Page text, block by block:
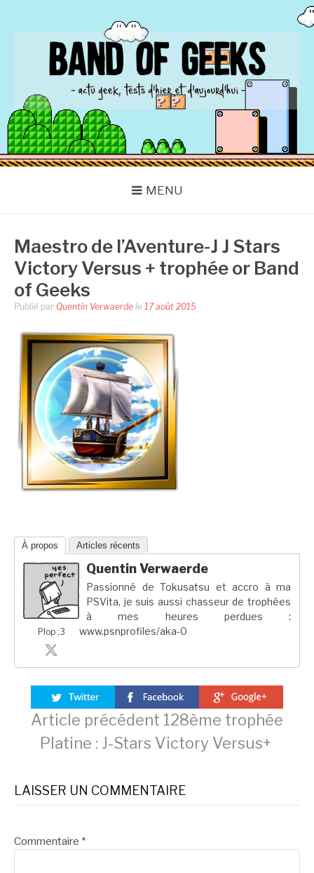
BAND OF GEEKS
Actu Geek d'hier et d'aujourd'hui
MENU
Maestro de l’Aventure-J J Stars
Victory Versus + trophée or Band
of Geeks
Publié par Quentin Verwaerde le 17 août 2015
À propos Articles récents
Plop ;3
Quentin Verwaerde
Passionné de Tokusatsu et accro à ma
PSVita, je suis aussi chasseur de trophées
à mes heures perdues :
www.psnprofiles/aka-0
Lire
la
suite
Article précédent 128ème trophée
Platine : J-Stars Victory Versus+
LAISSER UN COMMENTAIRE
Commentaire *